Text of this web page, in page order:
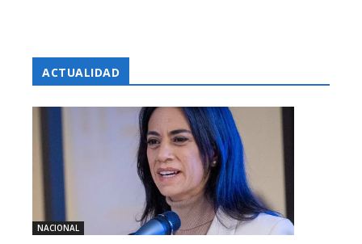
ACTUALIDAD
NACIONAL